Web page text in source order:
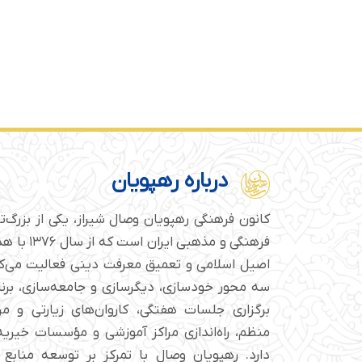
درباره رهپویان
کانون فرهنگی رهپویان وصال شیراز، یکی از
فرهنگی و
اصیل اسلامی و تعمیق معرفت دینی فعالیت
سه محور خودسازی، دیگرسازی و جامعه‌سازی،
برگزاری جلسات هفتگی، کاروان‌های زیارتی و
منظم، راه‌اندازی مراکز آموزشی و مؤسسات
دارد. رهپویان وصال با تمرکز بر توسعه منابع